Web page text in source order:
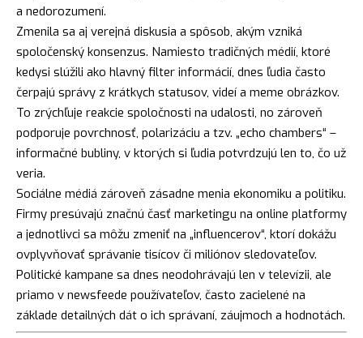
a nedorozumení.
Zmenila sa aj verejná diskusia a spôsob, akým vzniká
spoločenský konsenzus. Namiesto tradičných médií, ktoré
kedysi slúžili ako hlavný filter informácií, dnes ľudia často
čerpajú správy z krátkych statusov, videí a meme obrázkov.
To zrýchľuje reakcie spoločnosti na udalosti, no zároveň
podporuje povrchnosť, polarizáciu a tzv. „echo chambers“ –
informačné bubliny, v ktorých si ľudia potvrdzujú len to, čo už
veria.
Sociálne médiá zároveň zásadne menia ekonomiku a politiku.
Firmy presúvajú značnú časť marketingu na online platformy
a jednotlivci sa môžu zmeniť na „influencerov“, ktorí dokážu
ovplyvňovať správanie tisícov či miliónov sledovateľov.
Politické kampane sa dnes neodohrávajú len v televízii, ale
priamo v newsfeede používateľov, často zacielené na
základe detailných dát o ich správaní, záujmoch a hodnotách.